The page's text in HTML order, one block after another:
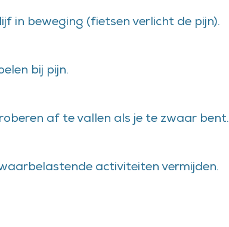
in beweging (fietsen verlicht de pijn).
bij pijn.
af te vallen als je te zwaar bent.
activiteiten vermijden.